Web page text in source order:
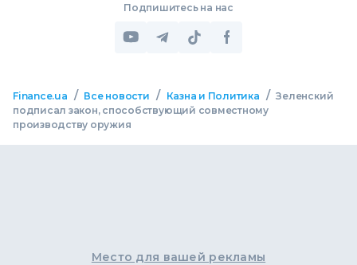
Подпишитесь на нас
Finance.ua / Все новости / Казна и Политика / Зеленский
подписал закон, способствующий совместному
производству оружия
Место для вашей рекламы